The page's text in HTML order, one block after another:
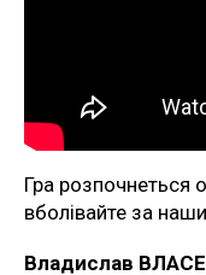
Гра розпочнеться
вболівайте за
Владислав